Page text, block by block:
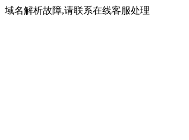
域名解析故障,请联系在线客服处理